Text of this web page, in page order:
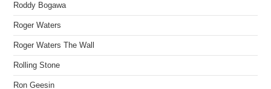
Roddy Bogawa
Roger Waters
Roger Waters The Wall
Rolling Stone
Ron Geesin